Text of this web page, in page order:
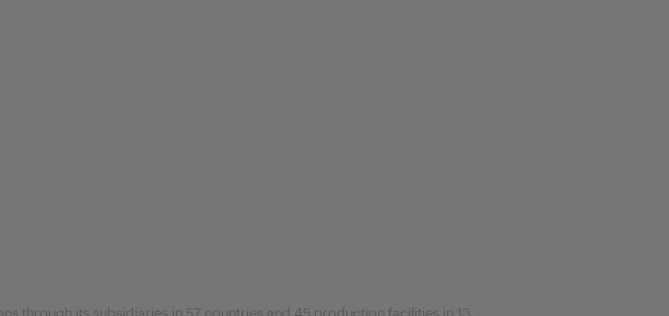
through its subsidiaries in 57 countries and 45 production facilities in 13